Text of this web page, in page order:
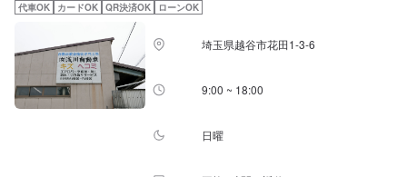
代車をご利用ください。※代車の燃料代はお客様にご負担いただいておりま
す。-----ご来店時の注意、受付方法-----当工場は太田桐生インターチェンジか
ら５分入庫の際はお気をつけてお越しください。駐車スペースは工場前の空
いているスペースに駐車してください。受付はスタッフへ「メンテモで予約
しました」とお伝えください。ご案内いたします。【定休日・営業時間】定
休日：日曜日営業時間：9:00~19:00
代車OK カードOK QR決済OK ローンOK
埼玉県越谷市花田1-3-6
9:00 ~ 18:00
日曜